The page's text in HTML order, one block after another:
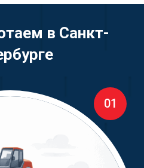
в Санкт-
01